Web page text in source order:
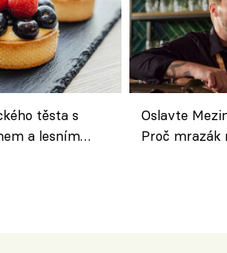
těsta s
a lesním
Oslavte
Proč